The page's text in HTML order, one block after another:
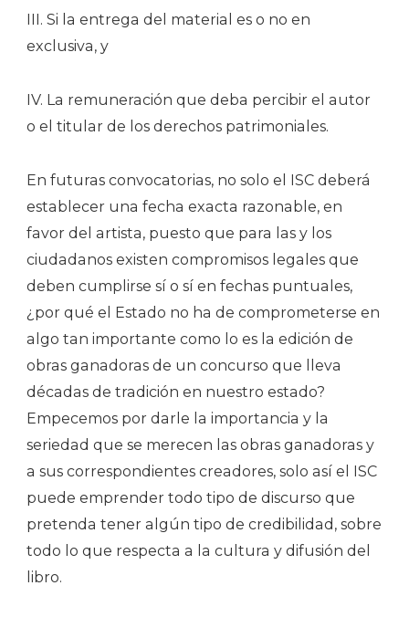
III. Si la entrega del material es o no en
exclusiva, y
IV. La remuneración que deba percibir el autor
o el titular de los derechos patrimoniales.
En futuras convocatorias, no solo el ISC deberá
establecer una fecha exacta razonable, en
favor del artista, puesto que para las y los
ciudadanos existen compromisos legales que
deben cumplirse sí o sí en fechas puntuales,
¿por qué el Estado no ha de comprometerse en
algo tan importante como lo es la edición de
obras ganadoras de un concurso que lleva
décadas de tradición en nuestro estado?
Empecemos por darle la importancia y la
seriedad que se merecen las obras ganadoras y
a sus correspondientes creadores, solo así el ISC
puede emprender todo tipo de discurso que
pretenda tener algún tipo de credibilidad, sobre
todo lo que respecta a la cultura y difusión del
libro.